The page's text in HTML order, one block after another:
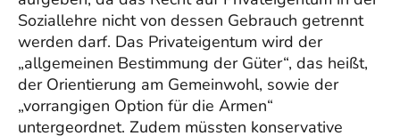
Soziallehre nicht von dessen Gebrauch getrennt
werden darf. Das Privateigentum wird der
„allgemeinen Bestimmung der Güter“, das heißt,
der Orientierung am Gemeinwohl, sowie der
„vorrangigen Option für die Armen“
untergeordnet. Zudem müssten konservative